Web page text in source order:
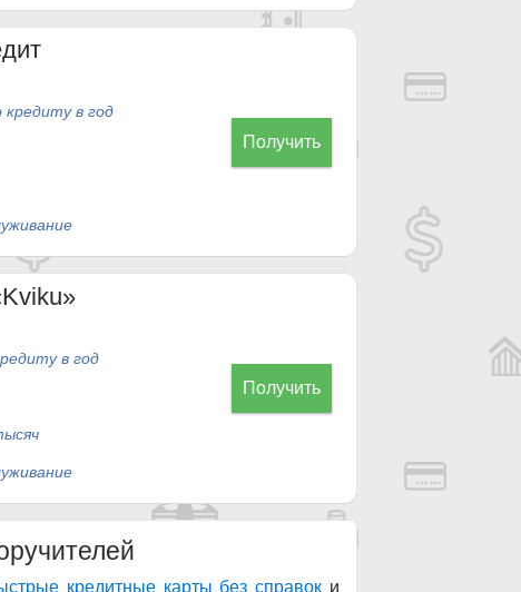
кредиту в год
Получить
в год
Получить
кредитные карты без справок и